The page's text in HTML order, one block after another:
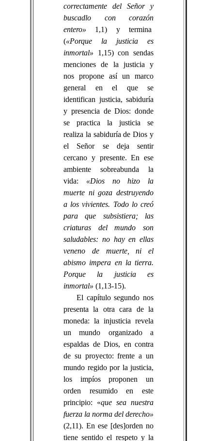
correctamente del Señor y
buscadlo con corazón
entero» 1,1) y termina
(«Porque la justicia es
inmortal» 1,15) con sendas
menciones de la justicia y
nos propone así un marco
general en el que se
identifican justicia, sabiduría
y presencia de Dios: donde
se practica la justicia se
realiza la sabiduría de Dios y
el Señor se deja sentir
cercano y presente. En ese
ambiente sobreabunda la
vida: «Dios no hizo la
muerte ni goza destruyendo
a los vivientes. Todo lo creó
para que subsistiera; las
criaturas del mundo son
saludables: no hay en ellas
veneno de muerte, ni el
abismo impera en la tierra.
Porque la justicia es
inmortal» (1,13-15).
El capítulo segundo nos
presenta la otra cara de la
moneda: la injusticia revela
un mundo organizado a
espaldas de Dios, en contra
de su proyecto: frente a un
mundo regido por la justicia,
los impíos proponen un
orden resumido en este
principio: «que sea nuestra
fuerza la norma del derecho»
(2,11). En ese [des]orden no
tiene sentido el respeto y la